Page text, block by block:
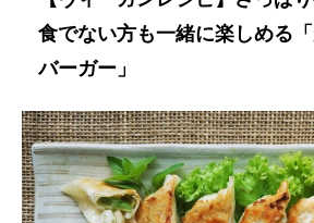
食でない方も一緒に楽しめる
バーガー」